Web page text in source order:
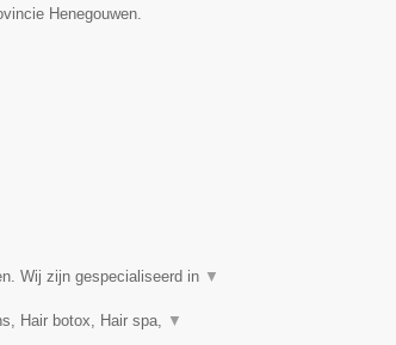
Henegouwen.
Wij zijn gespecialiseerd in ▼
Hair botox, Hair spa, ▼